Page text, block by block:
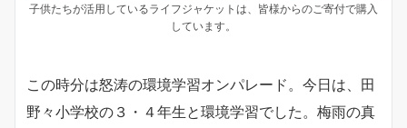
子供たちが活用しているライフジャケットは、皆様からのご寄付で購入
しています。
この時分は怒涛の環境学習オンパレード。今日は、田
野々小学校の３・４年生と環境学習でした。梅雨の真